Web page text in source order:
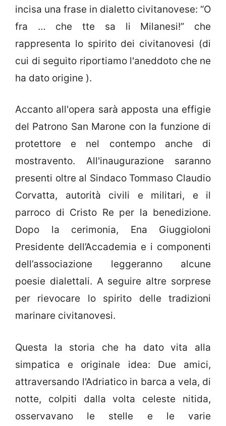
incisa una frase in dialetto civitanovese: “O
fra … che tte sa li Milanesi!” che
rappresenta lo spirito dei civitanovesi (di
cui di seguito riportiamo l'aneddoto che ne
ha dato origine ).
Accanto all'opera sarà apposta una effigie
del Patrono San Marone con la funzione di
protettore e nel contempo anche di
mostravento. All'inaugurazione saranno
presenti oltre al Sindaco Tommaso Claudio
Corvatta, autorità civili e militari, e il
parroco di Cristo Re per la benedizione.
Dopo la cerimonia, Ena Giuggioloni
Presidente dell’Accademia e i componenti
dell’associazione leggeranno alcune
poesie dialettali. A seguire altre sorprese
per rievocare lo spirito delle tradizioni
marinare civitanovesi.
Questa la storia che ha dato vita alla
simpatica e originale idea: Due amici,
attraversando l'Adriatico in barca a vela, di
notte, colpiti dalla volta celeste nitida,
osservavano le stelle e le varie